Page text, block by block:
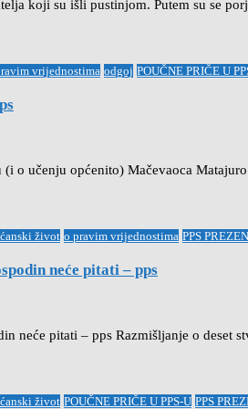
koji su išli pustinjom. Putem su se
vrijednostima odgoj POUČNE PRIČE U
(i o učenju općenito) Mačevaoca
život o pravim vrijednostima PPS
neće pitati – pps
neće pitati – pps Razmišljanje o
život POUČNE PRIČE U PPS-U PPS